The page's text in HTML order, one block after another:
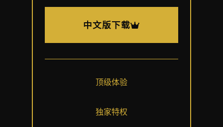
中文版下载
顶级体验
独家特权